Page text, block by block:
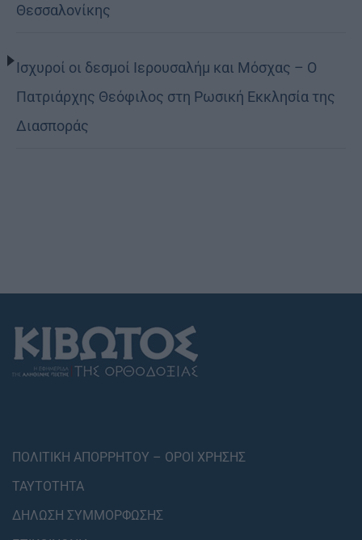
Θεσσαλονίκης
Ισχυροί οι δεσμοί Ιερουσαλήμ και Μόσχας – Ο
Πατριάρχης Θεόφιλος στη Ρωσική Εκκλησία της
Διασποράς
ΠΟΛΙΤΙΚΗ ΑΠΟΡΡΗΤΟΥ – ΟΡΟΙ ΧΡΗΣΗΣ
ΤΑΥΤΟΤΗΤΑ
ΔΗΛΩΣΗ ΣΥΜΜΟΡΦΩΣΗΣ